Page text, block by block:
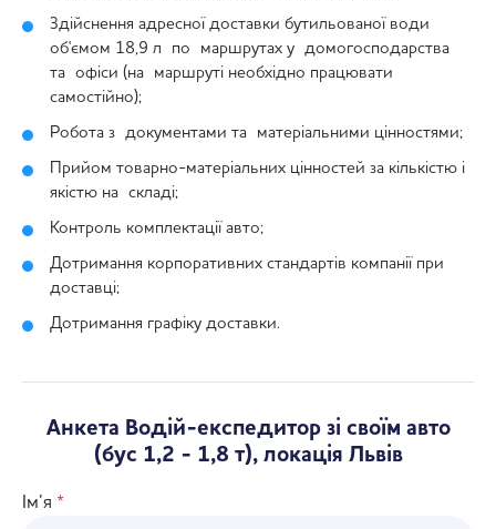
Здійснення адресної доставки бутильованої води
об'ємом 18,9 л по маршрутах у домогосподарства
та офіси (на маршруті необхідно працювати
самостійно);
Робота з документами та матеріальними цінностями;
Прийом товарно-матеріальних цінностей за кількістю і
якістю на складі;
Контроль комплектації авто;
Дотримання корпоративних стандартів компанії при
доставці;
Дотримання графіку доставки.
Анкета Водій-експедитор зі своїм авто
(бус 1,2 - 1,8 т), локація Львів
Ім’я *